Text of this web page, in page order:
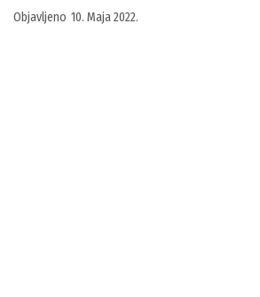
Objavljeno 10. Maja 2022.